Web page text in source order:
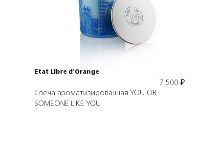
В корзину
Etat Libre d'Orange
7 500 ₽
Свеча ароматизированная YOU OR
SOMEONE LIKE YOU